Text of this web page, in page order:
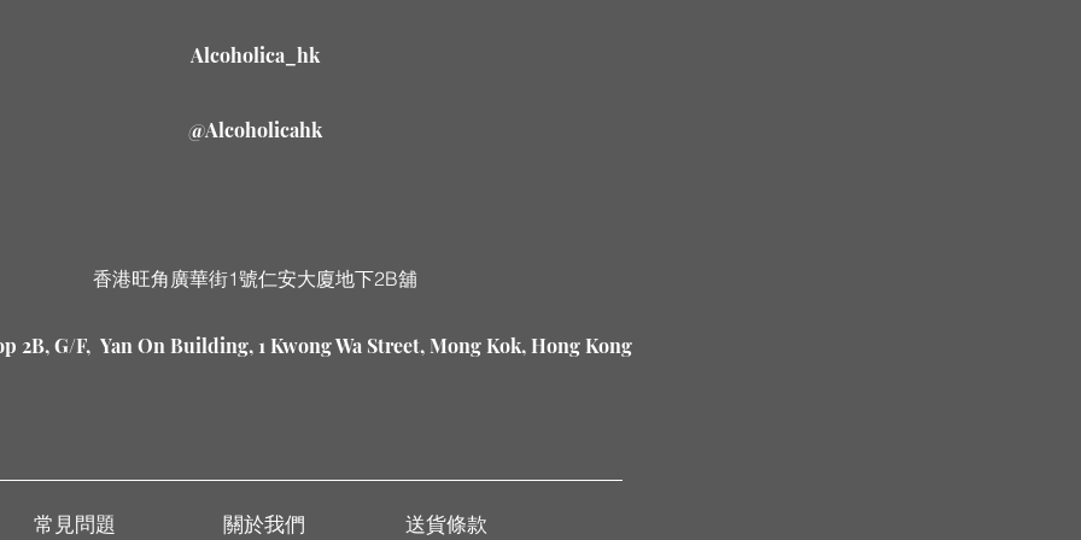
Alcoholica_hk
@Alcoholicahk
香港旺角廣華街1號仁安大廈地下2B舖
2B, G/F, Yan On Building, 1 Kwong Wa Street, Mong Kok, Hong Kong
常見問題 關於我們 送貨條款